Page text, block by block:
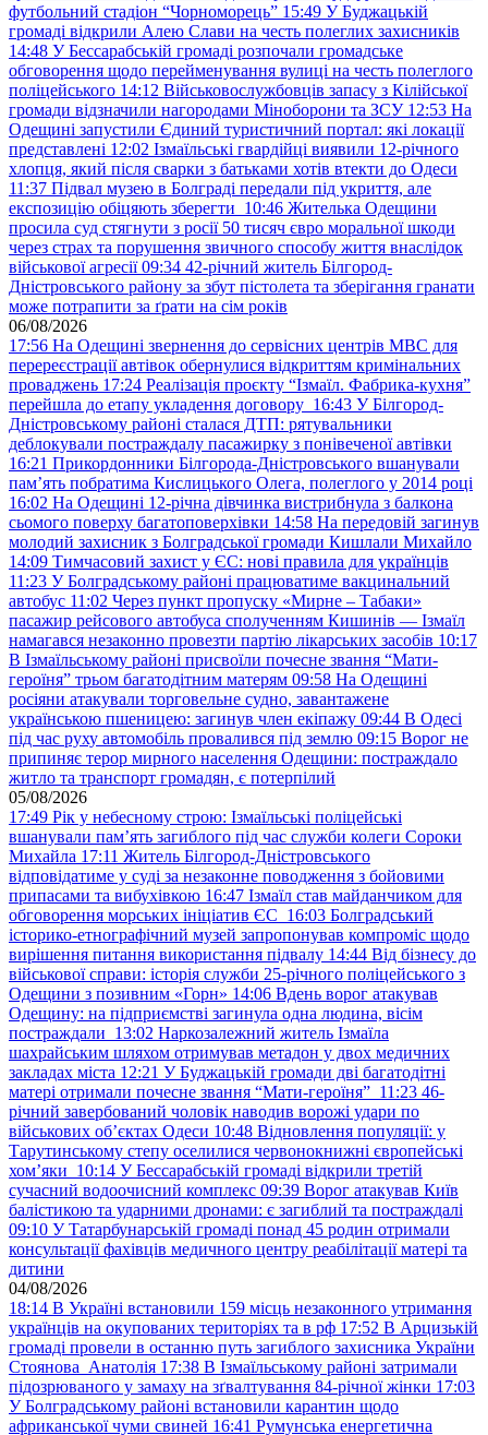
футбольний стадіон “Чорноморець” 15:49 У Буджацькій
громаді відкрили Алею Слави на честь полеглих захисників
14:48 У Бессарабській громаді розпочали громадське
обговорення щодо перейменування вулиці на честь полеглого
поліцейського 14:12 Військовослужбовців запасу з Кілійської
громади відзначили нагородами Міноборони та ЗСУ 12:53 На
Одещині запустили Єдиний туристичний портал: які локації
представлені 12:02 Ізмаїльські гвардійці виявили 12-річного
хлопця, який після сварки з батьками хотів втекти до Одеси
11:37 Підвал музею в Болграді передали під укриття, але
експозицію обіцяють зберегти 10:46 Жителька Одещини
просила суд стягнути з росії 50 тисяч євро моральної шкоди
через страх та порушення звичного способу життя внаслідок
військової агресії 09:34 42-річний житель Білгород-
Дністровського району за збут пістолета та зберігання гранати
може потрапити за ґрати на сім років
06/08/2026
17:56 На Одещині звернення до сервісних центрів МВС для
перереєстрації автівок обернулися відкриттям кримінальних
проваджень 17:24 Реалізація проєкту “Ізмаїл. Фабрика-кухня”
перейшла до етапу укладення договору 16:43 У Білгород-
Дністровському районі сталася ДТП: рятувальники
деблокували постраждалу пасажирку з понівеченої автівки
16:21 Прикордонники Білгорода-Дністровського вшанували
пам’ять побратима Кислицького Олега, полеглого у 2014 році
16:02 На Одещині 12-річна дівчинка вистрибнула з балкона
сьомого поверху багатоповерхівки 14:58 На передовій загинув
молодий захисник з Болградської громади Кишлали Михайло
14:09 Тимчасовий захист у ЄС: нові правила для українців
11:23 У Болградському районі працюватиме вакцинальний
автобус 11:02 Через пункт пропуску «Мирне – Табаки»
пасажир рейсового автобуса сполученням Кишинів — Ізмаїл
намагався незаконно провезти партію лікарських засобів 10:17
В Ізмаїльському районі присвоїли почесне звання “Мати-
героїня” трьом багатодітним матерям 09:58 На Одещині
росіяни атакували торговельне судно, завантажене
українською пшеницею: загинув член екіпажу 09:44 В Одесі
під час руху автомобіль провалився під землю 09:15 Ворог не
припиняє терор мирного населення Одещини: постраждало
житло та транспорт громадян, є потерпілий
05/08/2026
17:49 Рік у небесному строю: Ізмаїльські поліцейські
вшанували пам’ять загиблого під час служби колеги Сороки
Михайла 17:11 Житель Білгород-Дністровського
відповідатиме у суді за незаконне поводження з бойовими
припасами та вибухівкою 16:47 Ізмаїл став майданчиком для
обговорення морських ініціатив ЄС 16:03 Болградський
історико-етнографічний музей запропонував компроміс щодо
вирішення питання використання підвалу 14:44 Від бізнесу до
військової справи: історія служби 25-річного поліцейського з
Одещини з позивним «Горн» 14:06 Вдень ворог атакував
Одещину: на підприємстві загинула одна людина, вісім
постраждали 13:02 Наркозалежний житель Ізмаїла
шахрайським шляхом отримував метадон у двох медичних
закладах міста 12:21 У Буджацькій громади дві багатодітні
матері отримали почесне звання “Мати-героїня” 11:23 46-
річний завербований чоловік наводив ворожі удари по
військових обʼєктах Одеси 10:48 Відновлення популяції: у
Тарутинському степу оселилися червонокнижні європейські
хом’яки 10:14 У Бессарабській громаді відкрили третій
сучасний водоочисний комплекс 09:39 Ворог атакував Київ
балістикою та ударними дронами: є загиблий та постраждалі
09:10 У Татарбунарській громаді понад 45 родин отримали
консультації фахівців медичного центру реабілітації матері та
дитини
04/08/2026
18:14 В Україні встановили 159 місць незаконного утримання
українців на окупованих територіях та в рф 17:52 В Арцизькій
громаді провели в останню путь загиблого захисника України
Стоянова Анатолія 17:38 В Ізмаїльському районі затримали
підозрюваного у замаху на зґвалтування 84-річної жінки 17:03
У Болградському районі встановили карантин щодо
африканської чуми свиней 16:41 Румунська енергетична